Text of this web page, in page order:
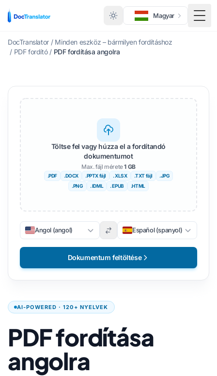
Magyar
DocTranslator / Minden eszköz – bármilyen fordításhoz
/ PDF fordító / PDF fordítása angolra
AI-POWERED · 120+ NYELVEK
PDF fordítása
angolra
Töltse fel vagy húzza el a fordítandó
dokumentumot
Max. fájl mérete1 GB
.PDF .DOCX .PPTX fájl . XLSX .TXT fájl
.JPG
.PNG
. IDML . EPUB .HTML
Angol (angol) Español (spanyol)
Dokumentum feltöltése